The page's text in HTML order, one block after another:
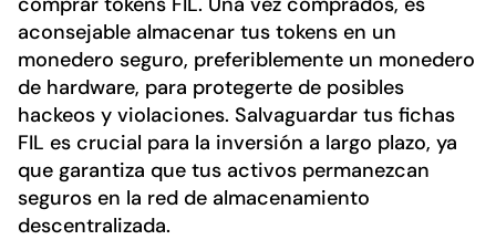
aconsejable almacenar tus tokens en un
monedero seguro, preferiblemente un monedero
de hardware, para protegerte de posibles
hackeos y violaciones. Salvaguardar tus fichas
FIL es crucial para la inversión a largo plazo, ya
que garantiza que tus activos permanezcan
seguros en la red de almacenamiento
descentralizada.